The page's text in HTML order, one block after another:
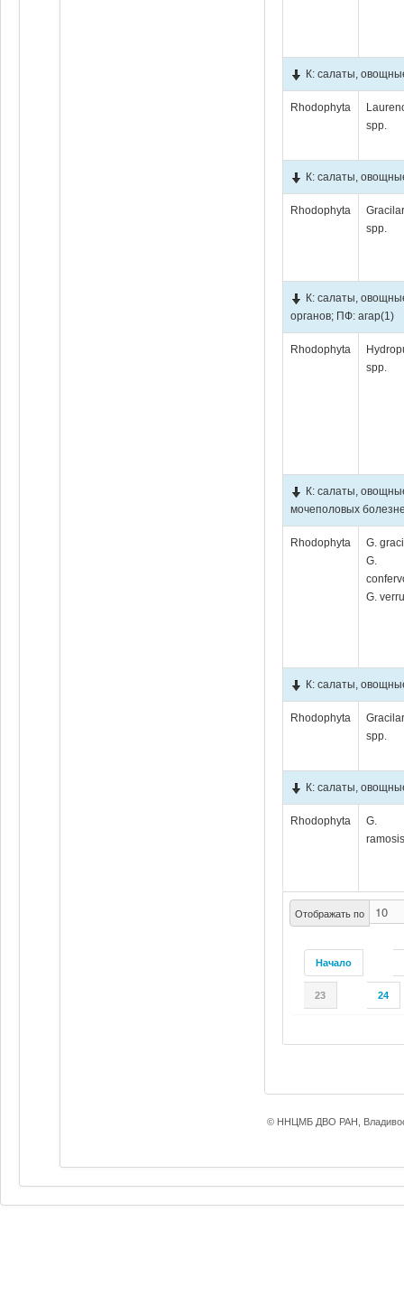
Отображать по
Начало
23 24
К: салаты,
Rhodophyta
spp.
К: салаты,
Rhodophyta
spp.
К: салаты,
органов; ПФ: агар(1)
Rhodophyta
spp.
К: салаты,
мочеполовых
Rhodophyta
G.
G.
G.
К: салаты,
Rhodophyta
spp.
К: салаты,
Rhodophyta
G.
© ННЦМБ ДВО РАН,